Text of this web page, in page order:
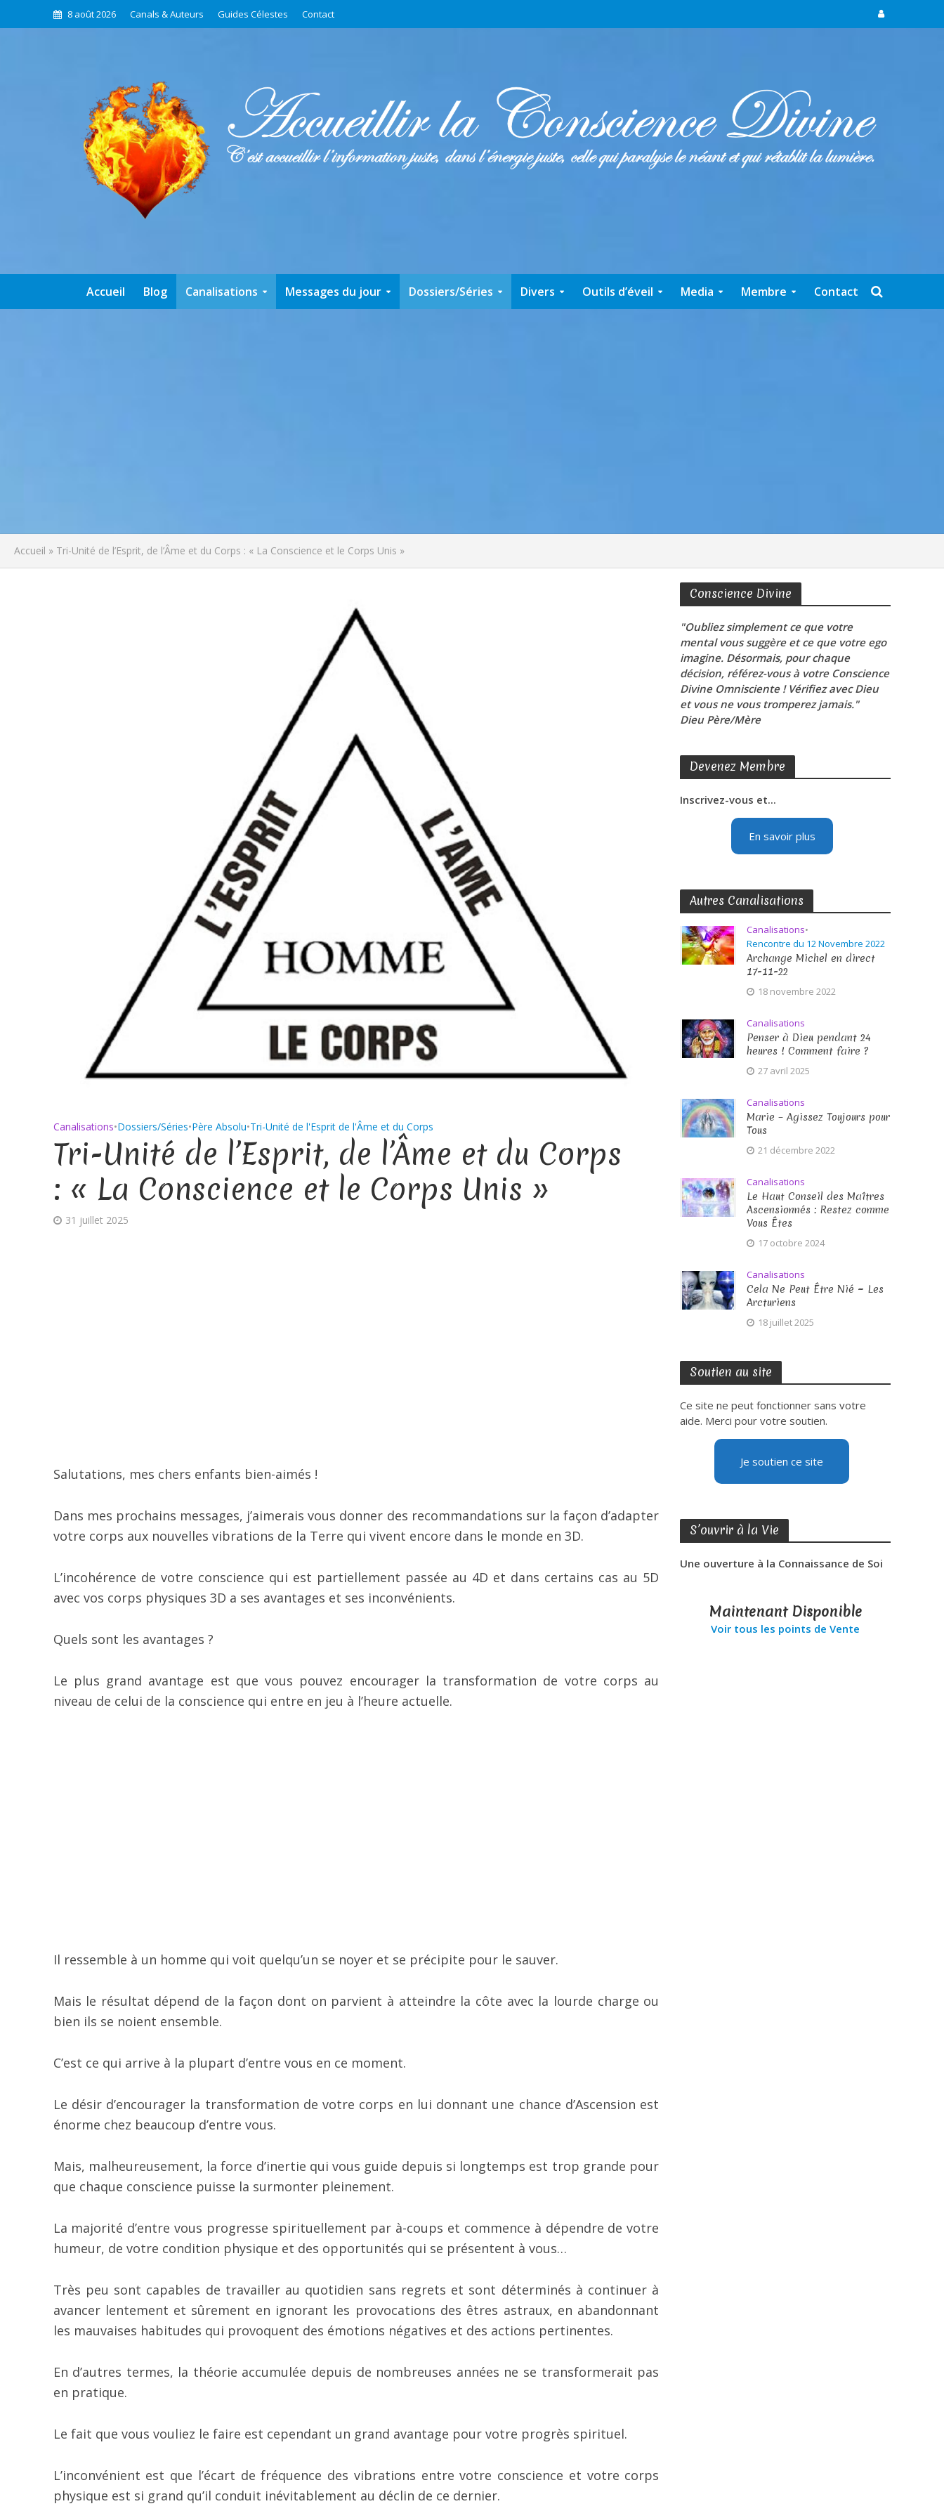
8 août 2026 Canals & Auteurs Guides Célestes Contact
Accueil Blog Canalisations Messages du jour Dossiers/Séries Divers Outils d’éveil Media Membre Contact
Accueil » Tri-Unité de l’Esprit, de l’Âme et du Corps : « La Conscience et le Corps Unis »
Canalisations•Dossiers/Séries•Père Absolu•Tri-Unité de l'Esprit de l'Âme et du Corps
Tri-Unité de l’Esprit, de l’Âme et du Corps
: « La Conscience et le Corps Unis »
31 juillet 2025
Salutations, mes chers enfants bien-aimés !
Dans mes prochains messages, j’aimerais vous donner des recommandations sur la façon d’adapter
votre corps aux nouvelles vibrations de la Terre qui vivent encore dans le monde en 3D.
L’incohérence de votre conscience qui est partiellement passée au 4D et dans certains cas au 5D
avec vos corps physiques 3D a ses avantages et ses inconvénients.
Quels sont les avantages ?
Le plus grand avantage est que vous pouvez encourager la transformation de votre corps au
niveau de celui de la conscience qui entre en jeu à l’heure actuelle.
Il ressemble à un homme qui voit quelqu’un se noyer et se précipite pour le sauver.
Mais le résultat dépend de la façon dont on parvient à atteindre la côte avec la lourde charge ou
bien ils se noient ensemble.
C’est ce qui arrive à la plupart d’entre vous en ce moment.
Le désir d’encourager la transformation de votre corps en lui donnant une chance d’Ascension est
énorme chez beaucoup d’entre vous.
Mais, malheureusement, la force d’inertie qui vous guide depuis si longtemps est trop grande pour
que chaque conscience puisse la surmonter pleinement.
La majorité d’entre vous progresse spirituellement par à-coups et commence à dépendre de votre
humeur, de votre condition physique et des opportunités qui se présentent à vous…
Très peu sont capables de travailler au quotidien sans regrets et sont déterminés à continuer à
avancer lentement et sûrement en ignorant les provocations des êtres astraux, en abandonnant
les mauvaises habitudes qui provoquent des émotions négatives et des actions pertinentes.
En d’autres termes, la théorie accumulée depuis de nombreuses années ne se transformerait pas
en pratique.
Le fait que vous vouliez le faire est cependant un grand avantage pour votre progrès spirituel.
L’inconvénient est que l’écart de fréquence des vibrations entre votre conscience et votre corps
physique est si grand qu’il conduit inévitablement au déclin de ce dernier.
Conscience Divine
"Oubliez simplement ce que votre
mental vous suggère et ce que votre ego
imagine. Désormais, pour chaque
décision, référez-vous à votre Conscience
Divine Omnisciente ! Vérifiez avec Dieu
et vous ne vous tromperez jamais."
Dieu Père/Mère
Devenez Membre
Inscrivez-vous et...
En savoir plus
Autres Canalisations
Canalisations•
Rencontre du 12 Novembre 2022
Archange Michel en direct
17-11-22
18 novembre 2022
Canalisations
Penser à Dieu pendant 24
heures ! Comment faire ?
27 avril 2025
Canalisations
Marie – Agissez Toujours pour
Tous
21 décembre 2022
Canalisations
Le Haut Conseil des Maîtres
Ascensionnés : Restez comme
Vous Êtes
17 octobre 2024
Canalisations
Cela Ne Peut Être Nié ~ Les
Arcturiens
18 juillet 2025
Soutien au site
Ce site ne peut fonctionner sans votre
aide. Merci pour votre soutien.
Je soutien ce site
S’ouvrir à la Vie
Une ouverture à la Connaissance de Soi
Maintenant Disponible
Voir tous les points de Vente